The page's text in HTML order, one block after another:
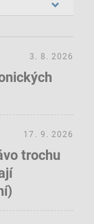
3. 8. 2026
trochu
17. 9. 2026